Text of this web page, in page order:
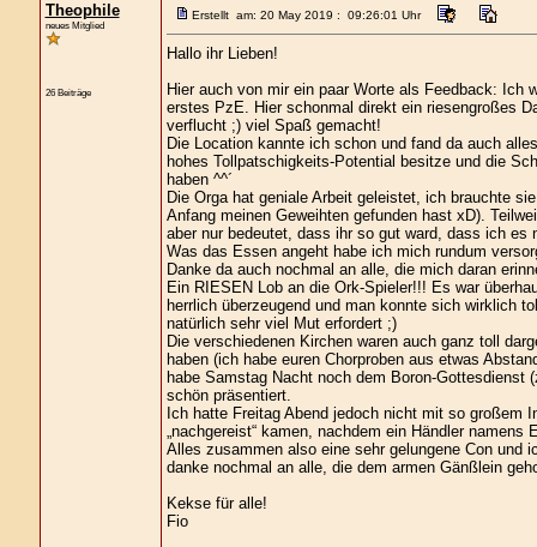
Theophile
neues Mitglied
26 Beiträge
Erstellt am: 20 May 2019 : 09:26:01 Uhr
Hallo ihr Lieben!
Hier auch von mir ein paar Worte als Feedback: Ich
erstes PzE. Hier schonmal direkt ein riesengroßes
verflucht ;) viel Spaß gemacht!
Die Location kannte ich schon und fand da auch
hohes Tollpatschigkeits-Potential besitze und die
haben ^^´
Die Orga hat geniale Arbeit geleistet, ich brauchte
Anfang meinen Geweihten gefunden hast xD).
aber nur bedeutet, dass ihr so gut ward, dass ich es
Was das Essen angeht habe ich mich rundum
Danke da auch nochmal an alle, die mich daran
Ein RIESEN Lob an die Ork-Spieler!!! Es war
herrlich überzeugend und man konnte sich wirklich
natürlich sehr viel Mut erfordert ;)
Die verschiedenen Kirchen waren auch ganz toll
haben (ich habe euren Chorproben aus etwas
habe Samstag Nacht noch dem Boron-Gottesdienst
schön präsentiert.
Ich hatte Freitag Abend jedoch nicht mit so
„nachgereist“ kamen, nachdem ein Händler
Alles zusammen also eine sehr gelungene Con und
danke nochmal an alle, die dem armen Gänßlein
Kekse für alle!
Fio